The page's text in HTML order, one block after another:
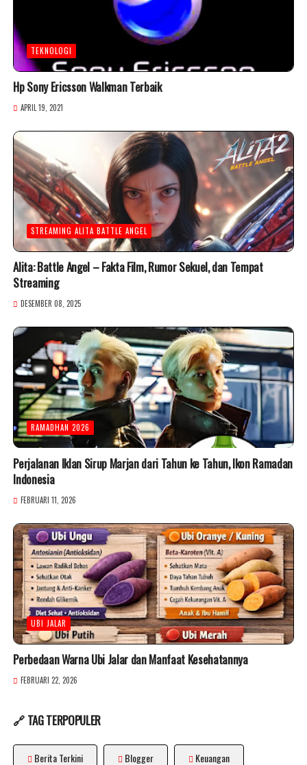
TEKNOLOGI
Hp Sony Ericsson Walkman Terbaik
APRIL 19, 2021
STREAMING ALITA BATTLE ANGEL
Alita: Battle Angel – Fakta Film, Rumor Sekuel, dan Tempat
Streaming
DESEMBER 08, 2025
RAMADHAN 2026
Perjalanan Iklan Sirup Marjan dari Tahun ke Tahun, Ikon Ramadan
Indonesia
FEBRUARI 11, 2026
UBI JALAR
Perbedaan Warna Ubi Jalar dan Manfaat Kesehatannya
FEBRUARI 22, 2026
🔗 TAG TERPOPULER
Berita Terkini Blogger Keuangan